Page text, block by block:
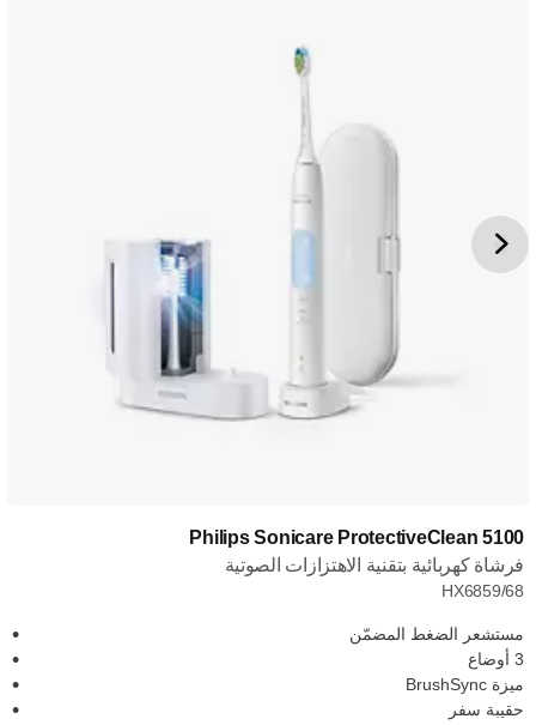
Philips Sonicare ProtectiveClean 5100
فرشاة كهربائية بتقنية الاهتزازات الصوتية
HX6859/68
مستشعر الضغط المضمّن
3 أوضاع
ميزة BrushSync
حقيبة سفر